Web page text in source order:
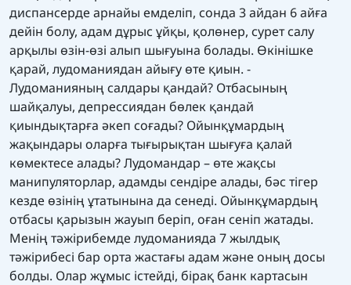
диспансерде арнайы емделіп, сонда 3 айдан 6 айға
дейін болу, адам дұрыс ұйқы, қолөнер, сурет салу
арқылы өзін-өзі алып шығуына болады. Өкінішке
қарай, лудоманиядан айығу өте қиын. -
Лудоманияның салдары қандай? Отбасының
шайқалуы, депрессиядан бөлек қандай
қиындықтарға әкеп соғады? Ойынқұмардың
жақындары оларға тығырықтан шығуға қалай
көмектесе алады? Лудомандар – өте жақсы
манипуляторлар, адамды сендіре алады, бәс тігер
кезде өзінің ұтатынына да сенеді. Ойынқұмардың
отбасы қарызын жауып беріп, оған сеніп жатады.
Менің тәжірибемде лудоманияда 7 жылдық
тәжірибесі бар орта жастағы адам және оның досы
болды. Олар жұмыс істейді, бірақ банк картасын